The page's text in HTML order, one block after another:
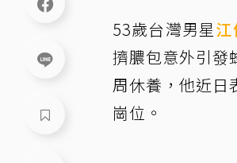
53歲台灣男星江
擠膿包意外引發
周休養，他近日
崗位。